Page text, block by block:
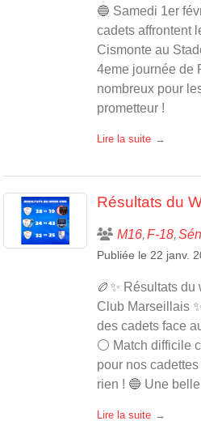
🔵 Samedi 1er
cadets affrontent
Cismonte au
4eme journée de
nombreux pour
prometteur !
Lire la suite
Résultats du
M16 F-18
Publiée le 22 janv.
🏉✨ Résultats
Club Marseillais
des cadets face
⚪ Match difficile
pour nos
rien ! 🔵 Une
Lire la suite